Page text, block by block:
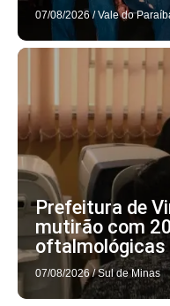
07/08/2026 / Vale do
Prefeitura de
mutirão com
oftalmológicas
07/08/2026 / Sul de Minas